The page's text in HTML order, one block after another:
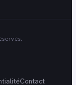
Contact